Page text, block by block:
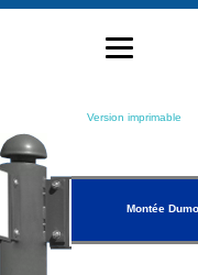
Version imprimable
Montée